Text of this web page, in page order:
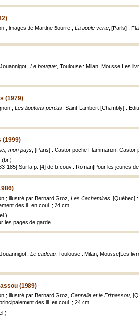
; images de Martine Bourre., La boule verte , [Paris] :
Le bouquet, Toulouse : Milan, Mousse|Les
(1979)
Les boutons perdus , Saint-Lambert [Chambly] :
(1999)
mon pays , [Paris] : Castor poche Flammarion,
(br.)
185]|Sur la p. [4] de la couv.: Roman|Pour les jeunes
; illustré par Bernard Groz, Les Cachemires , [Québec]
des ill. en coul. ; 24 cm.
les pages de garde
Le cadeau , Toulouse : Milan, Mousse|Les
(1989)
; illustré par Bernard Groz, Cannelle et le Frimassou ,
des ill. en coul. ; 24 cm.